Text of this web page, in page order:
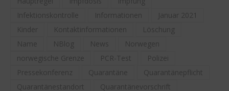
Infektionskontrolle
Informationen
Januar 2021
Kinder
Kontaktinformationen
Löschung
Name
NBlog News
Norwegen
norwegische Grenze
PCR-Test
Polizei
Pressekonferenz
Quarantäne
Quarantänepflicht
Quarantänestandort
Quarantänevorschrift